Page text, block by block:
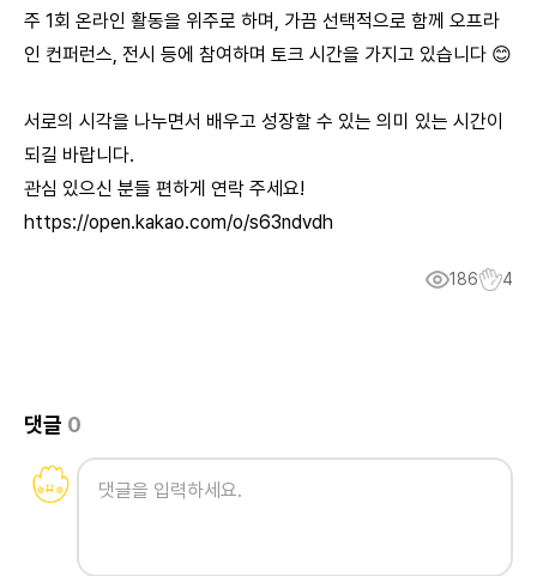
주 1회 온라인 활동을 위주로 하며, 가끔 선택적으로 함께 오프라
인 컨퍼런스, 전시 등에 참여하며 토크 시간을 가지고 있습니다 😊
서로의 시각을 나누면서 배우고 성장할 수 있는 의미 있는 시간이
되길 바랍니다.
관심 있으신 분들 편하게 연락 주세요!
https://open.kakao.com/o/s63ndvdh
186 4
댓글 0